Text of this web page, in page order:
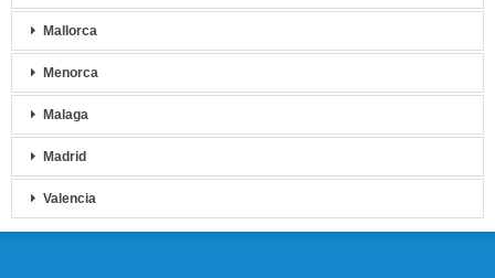
Mallorca
Menorca
Malaga
Madrid
Valencia